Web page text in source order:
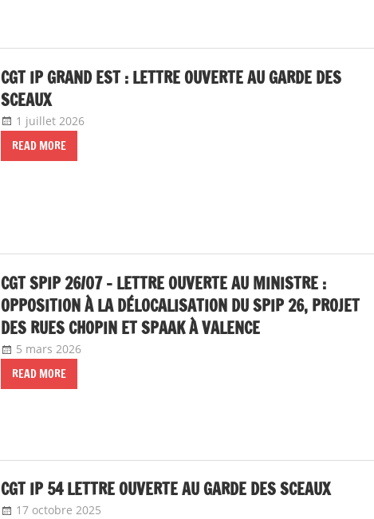
CGT IP GRAND EST : LETTRE OUVERTE AU GARDE DES
SCEAUX
1 juillet 2026
READ MORE
CGT SPIP 26/07 – LETTRE OUVERTE AU MINISTRE :
OPPOSITION À LA DÉLOCALISATION DU SPIP 26, PROJET
DES RUES CHOPIN ET SPAAK À VALENCE
5 mars 2026
READ MORE
CGT IP 54 LETTRE OUVERTE AU GARDE DES SCEAUX
17 octobre 2025